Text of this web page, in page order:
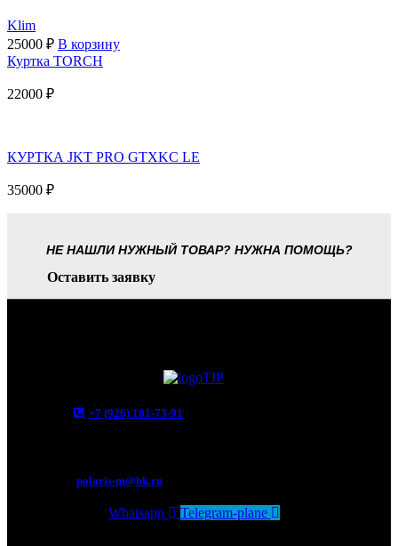
Klim
25000 ₽ В корзину
Куртка TORCH
22000 ₽
КУРТКА JKT PRO GTXKC LE
35000 ₽
НЕ НАШЛИ НУЖНЫЙ ТОВАР? НУЖНА ПОМОЩЬ?
Оставить заявку
+7 (926) 101-73-91
polaris-m@bk.ru
Whatsapp Telegram-plane